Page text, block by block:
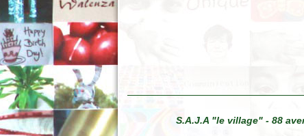
S.A.J.A "le village" - 88